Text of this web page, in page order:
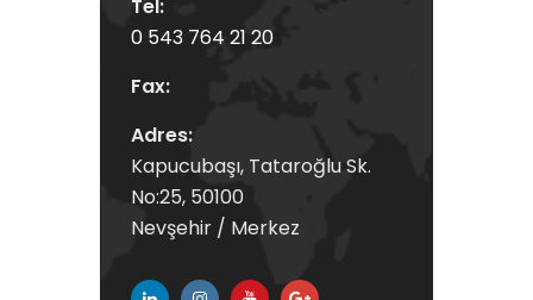
Tel:
0 543 764 21 20
Fax:
Adres:
Kapucubaşı, Tataroğlu Sk.
No:25, 50100
Nevşehir / Merkez